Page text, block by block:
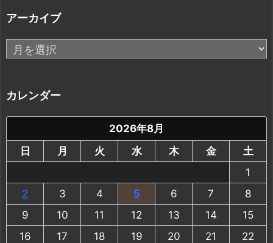
アーカイブ
ア
ー
イ
ブ
カレンダー
2026年8月
日
月 火 水 木 金
土
1
2
3 4 5 6 7
8
9
10 11 12 13 14
15
16
17 18 19 20 21
22